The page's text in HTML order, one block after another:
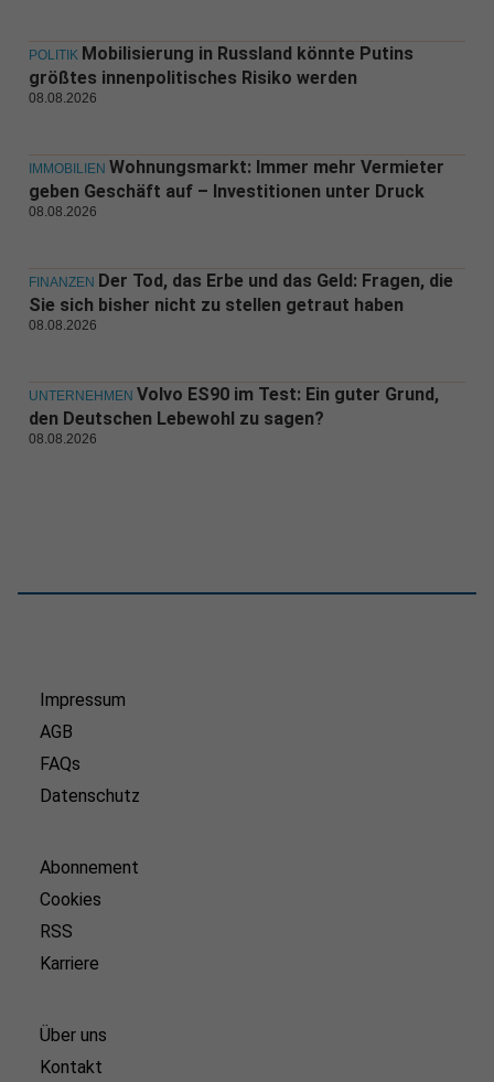
POLITIK Mobilisierung in Russland könnte Putins
größtes innenpolitisches Risiko werden
08.08.2026
IMMOBILIEN Wohnungsmarkt: Immer mehr Vermieter
geben Geschäft auf – Investitionen unter Druck
08.08.2026
FINANZEN Der Tod, das Erbe und das Geld: Fragen, die
Sie sich bisher nicht zu stellen getraut haben
08.08.2026
UNTERNEHMEN Volvo ES90 im Test: Ein guter Grund,
den Deutschen Lebewohl zu sagen?
08.08.2026
Impressum
AGB
FAQs
Datenschutz
Abonnement
Cookies
RSS
Karriere
Über uns
Kontakt